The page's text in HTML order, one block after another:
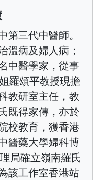
第三代中醫師。
溫病及婦人病；
中醫學家，從事
羅頌平教授現擔
教研室主任，教
既得家傳，亦於
校教育，獲香港
醫藥大學婦科博
局確立嶺南羅氏
該工作室香港站